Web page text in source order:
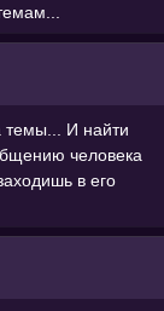
темы... И найти
человека
в его